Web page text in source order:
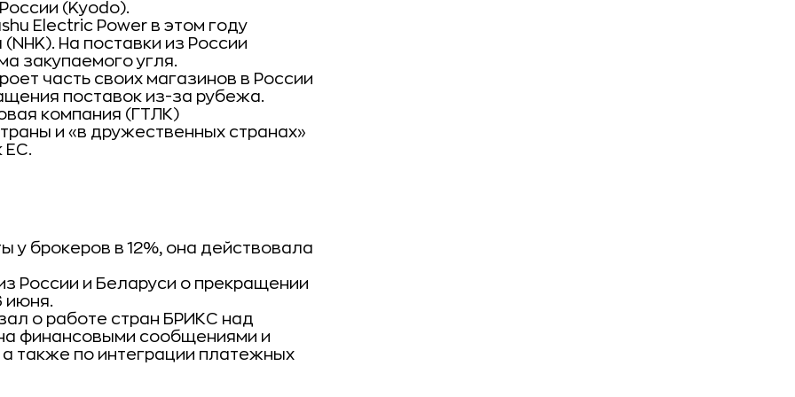
(Kyodo).
Electric Power в этом году
На поставки из России
закупаемого угля.
часть своих магазинов в России
поставок из-за рубежа.
компания (ГТЛК)
и «в дружественных странах»
ЕС.
у брокеров в 12%, она действовала
России и Беларуси о прекращении
июня.
о работе стран БРИКС над
финансовыми сообщениями и
также по интеграции платежных